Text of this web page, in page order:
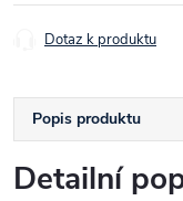
cena:
Dotaz k produktu
Popis produktu
Detailní